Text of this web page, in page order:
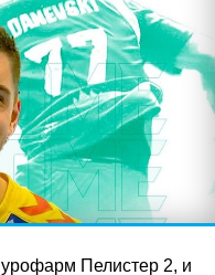
Пелистер 2, и